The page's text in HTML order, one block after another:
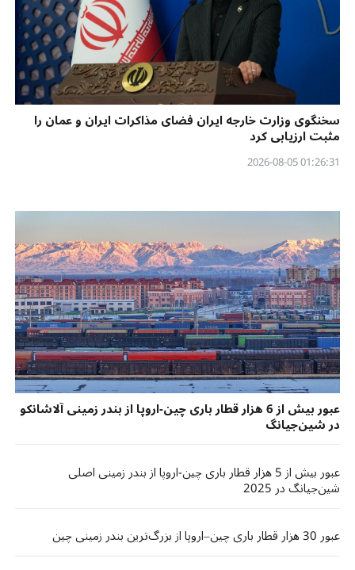
سخنگوی وزارت خارجه ایران فضای مذاکرات ایران و عمان را
مثبت ارزیابی کرد
01:26:31 2026-08-05
عبور بیش از 6 هزار قطار باری چین-اروپا از بندر زمینی آلاشانکو
در شین‌جیانگ
عبور بیش از 5 هزار قطار باری چین-اروپا از بندر زمینی اصلی
شین‌جیانگ در 2025
عبور 30 هزار قطار باری چین–اروپا از بزرگ‌ترین بندر زمینی چین